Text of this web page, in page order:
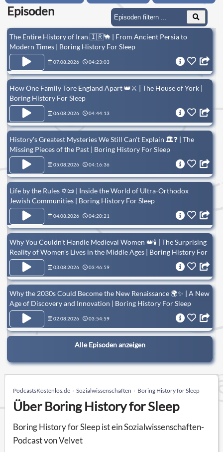
Episoden
The Entire History of Iran 🇮🇷🐪 | From Ancient Persia to
Modern Times | Boring History For Sleep
07.08.2026 04:23:03
How One Family Tore England Apart 👑⚔️ | The House of York |
Boring History For Sleep
06.08.2026 04:44:13
History's Greatest Mysteries We Still Can't Explain 🏛️❓ | The
Missing Pieces of the Past | Boring History For Sleep
05.08.2026 04:16:36
Life by the Rules ✡️📜 | Inside the World of Ultra-Orthodox
Jewish Communities | Boring History For Sleep
04.08.2026 04:20:21
Why You Couldn't Handle Medieval Women 👑🕯️ | The Surprising
Reality of Women's Lives in the Middle Ages | Boring History For
Sleep
03.08.2026 03:46:59
Why the 2030s Could Become the New Renaissance 🌍✨ | A New
Age of Discovery and Innovation | Boring History For Sleep
02.08.2026 03:54:59
Alle Episoden anzeigen
PodcastsKostenlos.de Sozialwissenschaften Boring History for Sleep
Über Boring History for Sleep
Boring History for Sleep ist ein Sozialwissenschaften-
Podcast von Velvet